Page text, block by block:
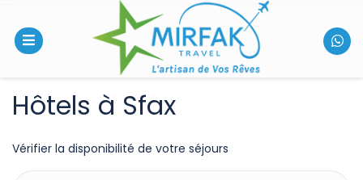
Hôtels à Sfax
Vérifier la disponibilité de votre séjours